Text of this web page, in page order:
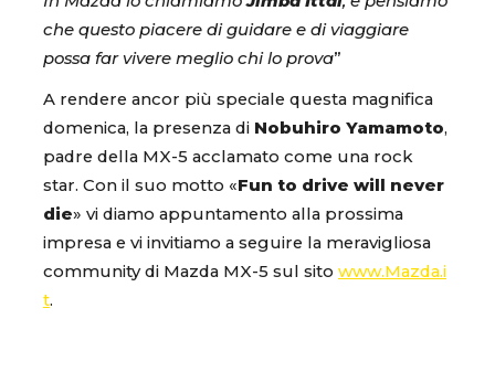
che questo piacere di guidare e di viaggiare
possa far vivere meglio chi lo prova”
A rendere ancor più speciale questa magnifica
domenica, la presenza di Nobuhiro Yamamoto,
padre della MX-5 acclamato come una rock
star. Con il suo motto «Fun to drive will never
die» vi diamo appuntamento alla prossima
impresa e vi invitiamo a seguire la meravigliosa
community di Mazda MX-5 sul sito www.Mazda.i
t.